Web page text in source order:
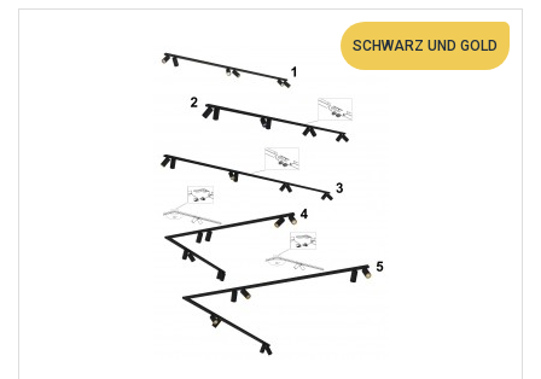
SCHWARZ UND GOLD